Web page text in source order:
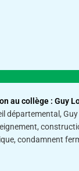
au collège : Guy
départemental,
condamnent